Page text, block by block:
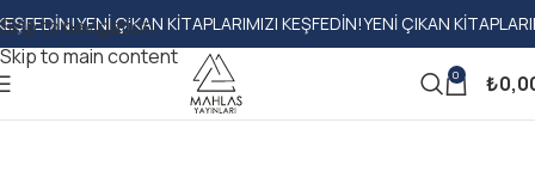
Skip to navigation
Skip to main content
YENI ÇIKAN KITAPLARIMIZI KEŞFEDIN!YENI ÇIKAN KITAPLARIMIZI
0 ₺